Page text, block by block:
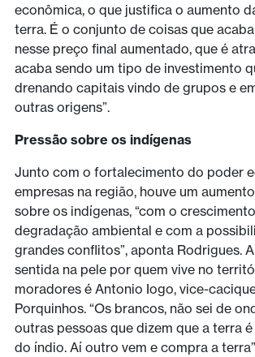
econômica, o que justifica o aumento
terra. É o conjunto de coisas que
nesse preço final aumentado, que é
acaba sendo um tipo de investimento
drenando capitais vindo de grupos e
outras origens”.
Pressão sobre os indígenas
Junto com o fortalecimento do poder
empresas na região, houve um
sobre os indígenas, “com o
degradação ambiental e com a
grandes conflitos”, aponta Rodrigues.
sentida na pele por quem vive no
moradores é Antonio Iogo, vice-
Porquinhos. “Os brancos, não sei de
outras pessoas que dizem que a terra é
do índio. Aí outro vem e compra a